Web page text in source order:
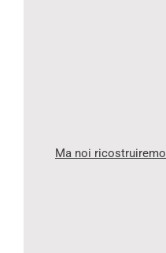
Ma noi ricostruiremo